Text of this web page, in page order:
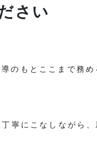
さい
のもとここまで務め
寧にこなしながら